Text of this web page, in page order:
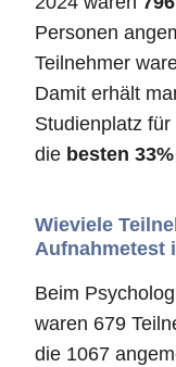
Personen
Teilnehmer
Damit erhält
Studienplatz
die besten 33%
Wieviele
Aufnahmetest
Beim
waren 679
die 1067